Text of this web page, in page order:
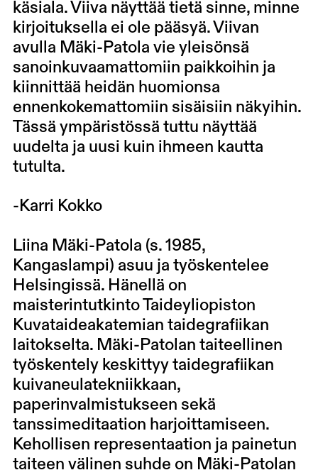
käsiala. Viiva näyttää tietä sinne, minne
kirjoituksella ei ole pääsyä. Viivan
avulla Mäki-Patola vie yleisönsä
sanoinkuvaamattomiin paikkoihin ja
kiinnittää heidän huomionsa
ennenkokemattomiin sisäisiin näkyihin.
Tässä ympäristössä tuttu näyttää
uudelta ja uusi kuin ihmeen kautta
tutulta.
-Karri Kokko
Liina Mäki-Patola (s. 1985,
Kangaslampi) asuu ja työskentelee
Helsingissä. Hänellä on
maisterintutkinto Taideyliopiston
Kuvataideakatemian taidegrafiikan
laitokselta. Mäki-Patolan taiteellinen
työskentely keskittyy taidegrafiikan
kuivaneulatekniikkaan,
paperinvalmistukseen sekä
tanssimeditaation harjoittamiseen.
Kehollisen representaation ja painetun
taiteen välinen suhde on Mäki-Patolan